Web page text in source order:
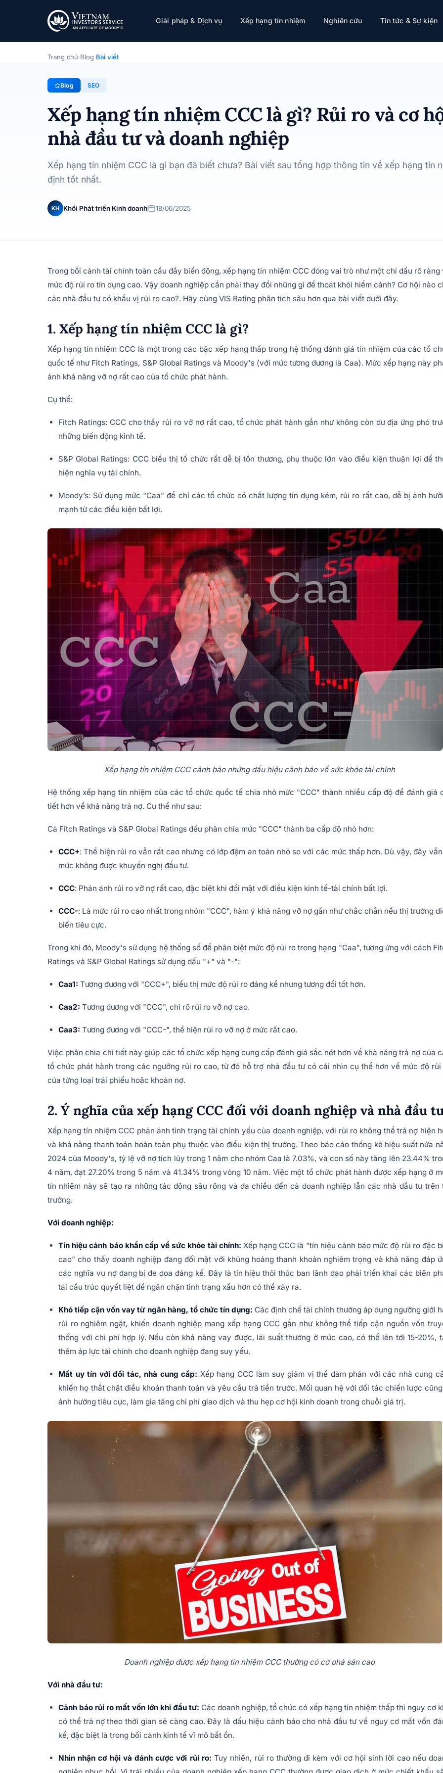
Giải pháp & Dịch vụ Xếp hạng tín nhiệm Nghiên cứu Tin tức & Sự kiện
Xếp hạng tín nhiệm CCC là gì? Rủi ro và cơ hội nhìn từ góc độ nhà đầu tư và doanh nghiệp
SEO · 18/06/2025
Trang chủ›Blog›Bài viết
Blog SEO
Xếp hạng tín nhiệm CCC là gì? Rủi ro và cơ
nhà đầu tư và doanh nghiệp
Xếp hạng tín nhiệm CCC là gì bạn đã biết chưa? Bài viết sau tổng hợp thông tin về xếp hạng tín
định tốt nhất.
KH Khối Phát triển Kinh doanh 18/06/2025
Trong bối cảnh tài chính toàn cầu đầy biến động, xếp hạng tín nhiệm CCC đóng vai trò như một chỉ dấu rõ ràng
mức độ rủi ro tín dụng cao. Vậy doanh nghiệp cần phải thay đổi những gì để thoát khỏi hiểm cảnh? Cơ hội nào
các nhà đầu tư có khẩu vị rủi ro cao?. Hãy cùng VIS Rating phân tích sâu hơn qua bài viết dưới đây.
1. Xếp hạng tín nhiệm CCC là gì?
Xếp hạng tín nhiệm CCC là một trong các bậc xếp hạng thấp trong hệ thống đánh giá tín nhiệm của các tổ
quốc tế như Fitch Ratings, S&P Global Ratings và Moody's (với mức tương đương là Caa). Mức xếp hạng này
ánh khả năng vỡ nợ rất cao của tổ chức phát hành.
Cụ thể:
Fitch Ratings: CCC cho thấy rủi ro vỡ nợ rất cao, tổ chức phát hành gần như không còn dư địa ứng phó
những biến động kinh tế.
S&P Global Ratings: CCC biểu thị tổ chức rất dễ bị tổn thương, phụ thuộc lớn vào điều kiện thuận lợi để
hiện nghĩa vụ tài chính.
Moody’s: Sử dụng mức "Caa" để chỉ các tổ chức có chất lượng tín dụng kém, rủi ro rất cao, dễ bị ảnh
mạnh từ các điều kiện bất lợi.
Xếp hạng tín nhiệm CCC cảnh báo những dấu hiệu cảnh báo về sức khỏe tài chính
Hệ thống xếp hạng tín nhiệm của các tổ chức quốc tế chia nhỏ mức "CCC" thành nhiều cấp độ để đánh giá
tiết hơn về khả năng trả nợ. Cụ thể như sau:
Cả Fitch Ratings và S&P Global Ratings đều phân chia mức "CCC" thành ba cấp độ nhỏ hơn:
CCC+: Thể hiện rủi ro vẫn rất cao nhưng có lớp đệm an toàn nhỏ so với các mức thấp hơn. Dù vậy, đây
mức không được khuyến nghị đầu tư.
CCC: Phản ánh rủi ro vỡ nợ rất cao, đặc biệt khi đối mặt với điều kiện kinh tế-tài chính bất lợi.
CCC-: Là mức rủi ro cao nhất trong nhóm "CCC", hàm ý khả năng vỡ nợ gần như chắc chắn nếu thị trường
biến tiêu cực.
Trong khi đó, Moody's sử dụng hệ thống số để phân biệt mức độ rủi ro trong hạng "Caa", tương ứng với cách
Ratings và S&P Global Ratings sử dụng dấu "+" và "-":
Caa1: Tương đương với "CCC+", biểu thị mức độ rủi ro đáng kể nhưng tương đối tốt hơn.
Caa2: Tương đương với "CCC", chỉ rõ rủi ro vỡ nợ cao.
Caa3: Tương đương với "CCC-", thể hiện rủi ro vỡ nợ ở mức rất cao.
Việc phân chia chi tiết này giúp các tổ chức xếp hạng cung cấp đánh giá sắc nét hơn về khả năng trả nợ của
tổ chức phát hành trong các ngưỡng rủi ro cao, từ đó hỗ trợ nhà đầu tư có cái nhìn cụ thể hơn về mức độ rủi
của từng loại trái phiếu hoặc khoản nợ.
2. Ý nghĩa của xếp hạng CCC đối với doanh nghiệp và nhà đầu
Xếp hạng tín nhiệm CCC phản ánh tình trạng tài chính yếu của doanh nghiệp, với rủi ro không thể trả nợ hiện
và khả năng thanh toán hoàn toàn phụ thuộc vào điều kiện thị trường. Theo báo cáo thống kê hiệu suất nửa
2024 của Moody's, tỷ lệ vỡ nợ tích lũy trong 1 năm cho nhóm Caa là 7.03%, và con số này tăng lên 23.44%
4 năm, đạt 27.20% trong 5 năm và 41.34% trong vòng 10 năm. Việc một tổ chức phát hành được xếp hạng ở
tín nhiệm này sẽ tạo ra những tác động sâu rộng và đa chiều đến cả doanh nghiệp lẫn các nhà đầu tư trên
trường.
Với doanh nghiệp:
Tín hiệu cảnh báo khẩn cấp về sức khỏe tài chính: Xếp hạng CCC là "tín hiệu cảnh báo mức độ rủi ro đặc
cao" cho thấy doanh nghiệp đang đối mặt với khủng hoảng thanh khoản nghiêm trọng và khả năng đáp
các nghĩa vụ nợ đang bị đe dọa đáng kể. Đây là tín hiệu thôi thúc ban lãnh đạo phải triển khai các biện
tái cấu trúc quyết liệt để ngăn chặn tình trạng xấu hơn có thể xảy ra.
Khó tiếp cận vốn vay từ ngân hàng, tổ chức tín dụng: Các định chế tài chính thường áp dụng ngưỡng giới
rủi ro nghiêm ngặt, khiến doanh nghiệp mang xếp hạng CCC gần như không thể tiếp cận nguồn vốn
thống với chi phí hợp lý. Nếu còn khả năng vay được, lãi suất thường ở mức cao, có thể lên tới 15-20%,
thêm áp lực tài chính cho doanh nghiệp đang suy yếu.
Mất uy tín với đối tác, nhà cung cấp: Xếp hạng CCC làm suy giảm vị thế đàm phán với các nhà cung
khiến họ thắt chặt điều khoản thanh toán và yêu cầu trả tiền trước. Mối quan hệ với đối tác chiến lược
ảnh hưởng tiêu cực, làm gia tăng chi phí giao dịch và thu hẹp cơ hội kinh doanh trong chuỗi giá trị.
Doanh nghiệp được xếp hạng tín nhiệm CCC thường có cơ phá sản cao
Với nhà đầu tư:
Cảnh báo rủi ro mất vốn lớn khi đầu tư: Các doanh nghiệp, tổ chức có xếp hạng tín nhiệm thấp thì nguy cơ
có thể trả nợ theo thời gian sẽ càng cao. Đây là dấu hiệu cảnh báo cho nhà đầu tư về nguy cơ mất vốn
kể, đặc biệt là trong bối cảnh kinh tế vĩ mô bất ổn.
Nhìn nhận cơ hội và đánh cược với rủi ro:Tuy nhiên, rủi ro thường đi kèm với cơ hội sinh lời cao nếu